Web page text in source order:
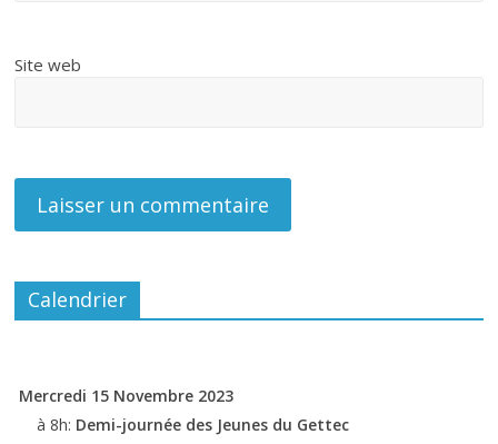
Site web
Calendrier
Mercredi 15 Novembre 2023
à 8h: Demi-journée des Jeunes du Gettec